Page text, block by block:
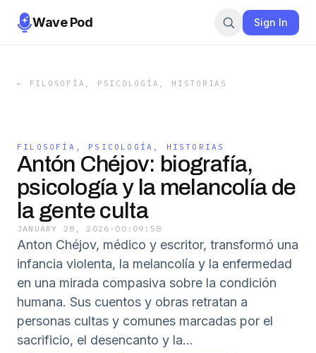
Wave Pod Sign In
← FILOSOFÍA, PSICOLOGÍA, HISTORIAS
FILOSOFÍA, PSICOLOGÍA, HISTORIAS
Antón Chéjov: biografía,
psicología y la melancolía de
la gente culta
JANUARY 28, 2026 · 00:09:58
Anton Chéjov, médico y escritor, transformó una
infancia violenta, la melancolía y la enfermedad
en una mirada compasiva sobre la condición
humana. Sus cuentos y obras retratan a
personas cultas y comunes marcadas por el
sacrificio, el desencanto y la...